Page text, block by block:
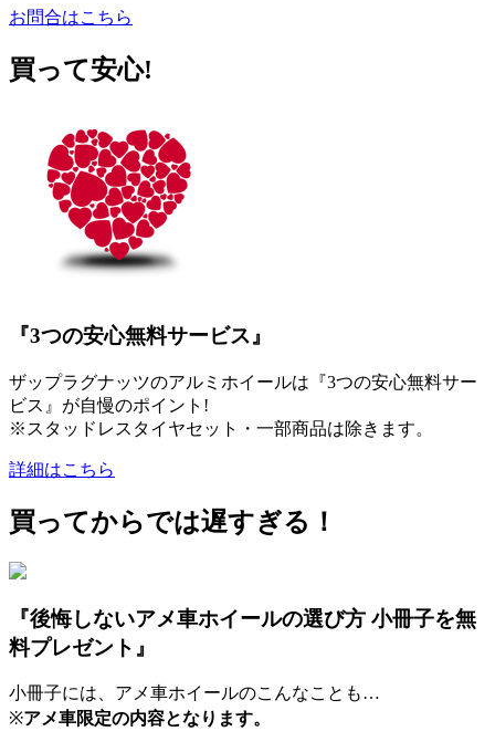
お問合はこちら
買って安心!
『3つの安心無料サービス』
ザップラグナッツのアルミホイールは『3つの安心無料サー
ビス』が自慢のポイント!
※スタッドレスタイヤセット・一部商品は除きます。
詳細はこちら
買ってからでは遅すぎる！
『後悔しないアメ車ホイールの選び方 小冊子を無
料プレゼント』
小冊子には、アメ車ホイールのこんなことも…
※アメ車限定の内容となります。